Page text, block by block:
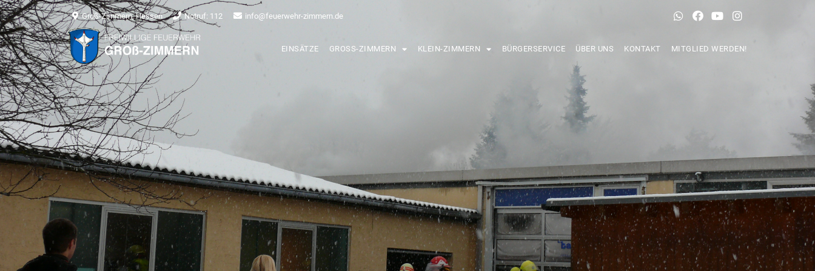
Groß-Zimmern, Hessen Notruf: 112 info@feuerwehr-zimmern.de
EINSÄTZE GROSS-ZIMMERN KLEIN-ZIMMERN BÜRGERSERVICE ÜBER UNS KONTAKT MITGLIED WERDEN!